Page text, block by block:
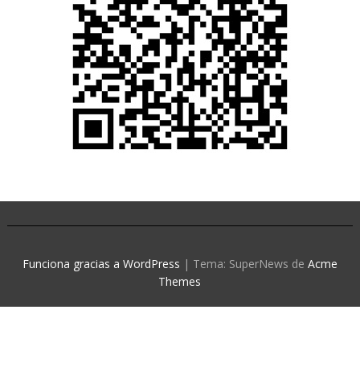
Funciona gracias a WordPress | Tema: SuperNews de Acme
Themes